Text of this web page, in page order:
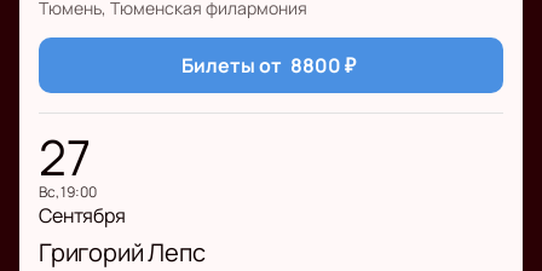
Тюмень, Тюменская филармония
Билеты от 8800₽
27
вс, 19:00
Сентября
Григорий Лепс